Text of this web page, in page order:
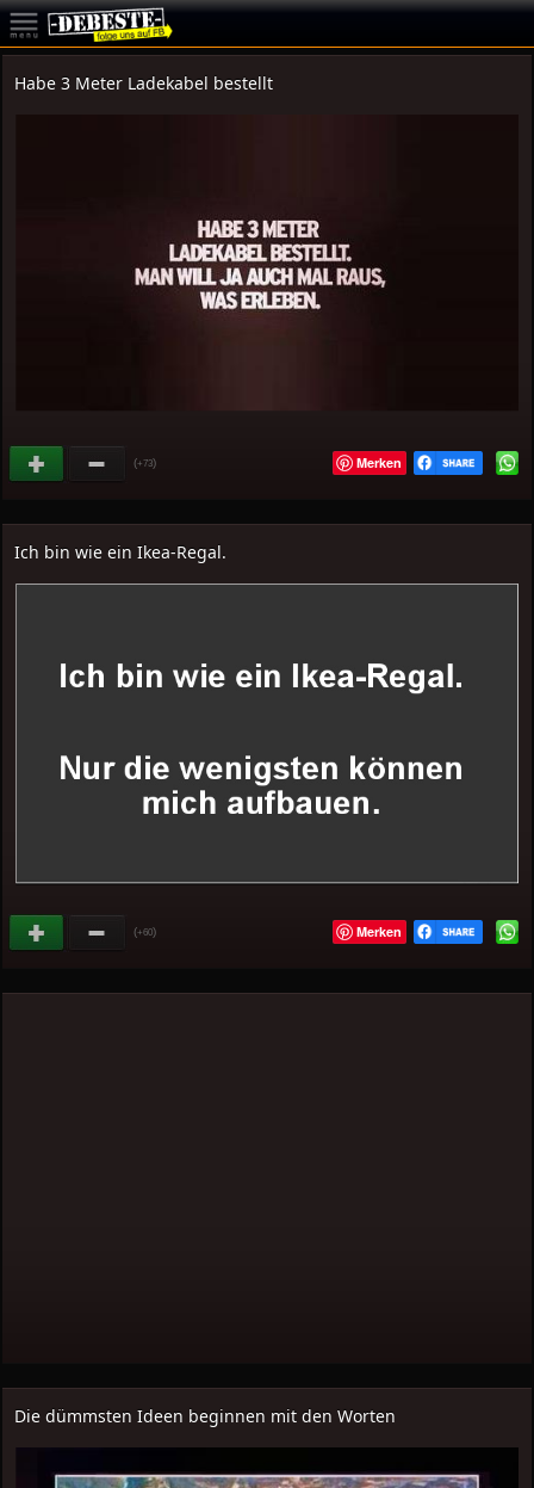
Habe 3 Meter Ladekabel bestellt
(+73) Merken
Ich bin wie ein Ikea-Regal.
(+60) Merken
Die dümmsten Ideen beginnen mit den Worten